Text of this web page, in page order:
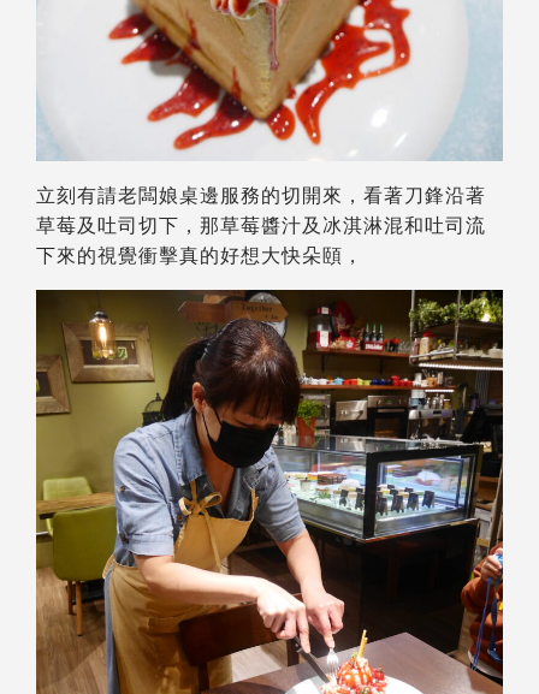
立刻有請老闆娘桌邊服務的切開來，看著刀鋒沿著
草莓及吐司切下，那草莓醬汁及冰淇淋混和吐司流
下來的視覺衝擊真的好想大快朵頤，